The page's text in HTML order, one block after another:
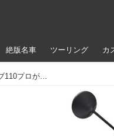
絶版名車 ツーリング カ
プロ独自の新装備を搭載して、新型スーパーカブ110プロが満を持しての登場。さて、なにが変わったの？〈若林浩志のスーパー・カブカブ・ダイアリーズ Vol.133〉